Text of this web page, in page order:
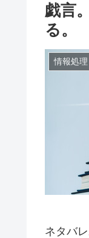
戯言
る。
情報処理
ネタバレ